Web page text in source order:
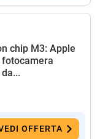
chip M3: Apple
fotocamera
OFFERTA